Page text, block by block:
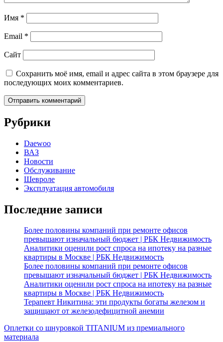
Имя *
Email *
Сайт
Сохранить моё имя, email и адрес сайта в этом браузере для
последующих моих комментариев.
Рубрики
Daewoo
ВАЗ
Новости
Обслуживание
Шевроле
Эксплуатация автомобиля
Последние записи
Более половины компаний при ремонте офисов
превышают изначальный бюджет | РБК Недвижимость
Аналитики оценили рост спроса на ипотеку на разные
квартиры в Москве | РБК Недвижимость
Более половины компаний при ремонте офисов
превышают изначальный бюджет | РБК Недвижимость
Аналитики оценили рост спроса на ипотеку на разные
квартиры в Москве | РБК Недвижимость
Терапевт Никитина: эти продукты богаты железом и
защищают от железодефицитной анемии
Оплетки со шнуровкой TITANIUM из премиального
материала